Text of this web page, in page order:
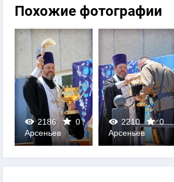
Похожие фотографии
2186
0
0
Арсеньев
2210
0
0
Арсеньев